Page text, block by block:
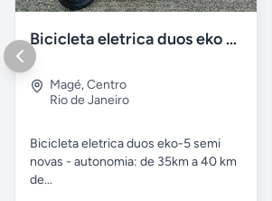
Bicicleta eletrica duos eko 5 semi novas
Magé,Centro
Rio de Janeiro
Bicicleta eletrica duos eko-5 semi
novas - autonomia: de 35km a 40 km
de...